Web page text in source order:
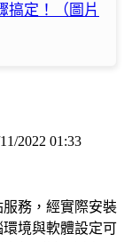
搞定！（圖片
2022 01:33
務，經實際安裝
境與軟體設定可